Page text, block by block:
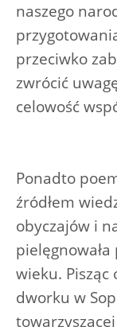
naszego
przeciwko
zwrócić
celowość
Ponadto
źródłem
obyczajów i
wieku.
dworku w